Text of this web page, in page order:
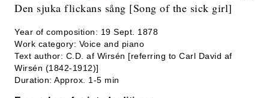
Den sjuka flickans sång [Song of the sick girl]
Year of composition: 19 Sept. 1878
Work category: Voice and piano
Text author: C.D. af Wirsén [referring to Carl David af
Wirsén (1842-1912)]
Duration: Approx. 1-5 min